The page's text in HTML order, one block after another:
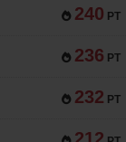
240 PT
236 PT
232 PT